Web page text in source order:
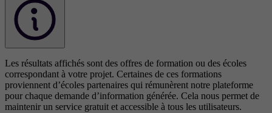
Les résultats affichés sont des offres de formation ou des écoles
correspondant à votre projet. Certaines de ces formations
proviennent d’écoles partenaires qui rémunèrent notre plateforme
pour chaque demande d’information générée. Cela nous permet de
maintenir un service gratuit et accessible à tous les utilisateurs.